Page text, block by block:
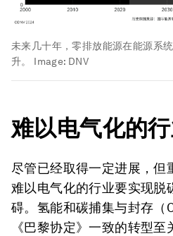
未来几十年，零排放能源在能源系
升。
Image: DNV
难以电气化的
尽管已经取得一定进展，但
难以电气化的行业要实现脱
碍。氢能和碳捕集与封存（
《巴黎协定》一致的转型